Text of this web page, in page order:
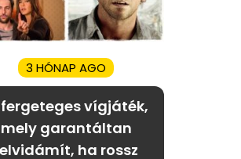
3 HÓNAP AGO
fergeteges vígjáték,
mely garantáltan
ha rossz